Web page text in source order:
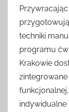
techniki
programu
Krakowie